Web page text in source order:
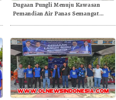
Dugaan Pungli Menuju Kawasan
Pemandian Air Panas Semangat